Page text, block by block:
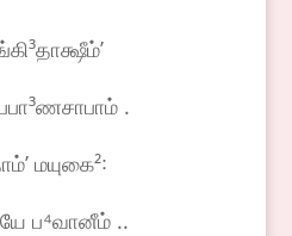
.
மயுகை²꞉
ப⁴வானீம் ..